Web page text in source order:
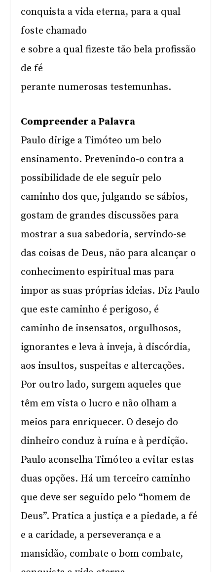
conquista a vida eterna, para a qual
foste chamado
e sobre a qual fizeste tão bela profissão
de fé
perante numerosas testemunhas.
Compreender a Palavra
Paulo dirige a Timóteo um belo
ensinamento. Prevenindo-o contra a
possibilidade de ele seguir pelo
caminho dos que, julgando-se sábios,
gostam de grandes discussões para
mostrar a sua sabedoria, servindo-se
das coisas de Deus, não para alcançar o
conhecimento espiritual mas para
impor as suas próprias ideias. Diz Paulo
que este caminho é perigoso, é
caminho de insensatos, orgulhosos,
ignorantes e leva à inveja, à discórdia,
aos insultos, suspeitas e altercações.
Por outro lado, surgem aqueles que
têm em vista o lucro e não olham a
meios para enriquecer. O desejo do
dinheiro conduz à ruína e à perdição.
Paulo aconselha Timóteo a evitar estas
duas opções. Há um terceiro caminho
que deve ser seguido pelo “homem de
Deus”. Pratica a justiça e a piedade, a fé
e a caridade, a perseverança e a
mansidão, combate o bom combate,